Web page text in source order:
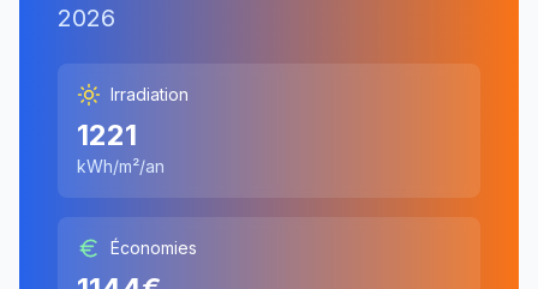
2026
Irradiation
1221
kWh/m²/an
Économies